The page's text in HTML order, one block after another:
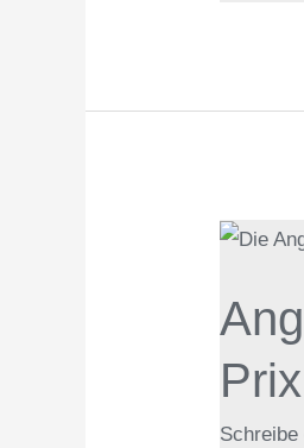
Schreibe
Angerer
erreichen
starken
3.
Platz